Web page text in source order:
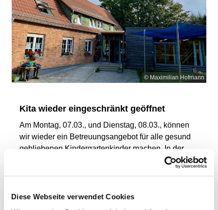
Diese Webseite verwendet Cookies
© Maximilian Hofmann
Kita wieder eingeschränkt geöffnet
Am Montag, 07.03., und Dienstag, 08.03., können
wir wieder ein Betreuungsangebot für alle gesund
gebliebenen Kindergartenkinder machen. In der
Zeit von 6:30 – 16:30 Uhr kann die Kita öffnen. In